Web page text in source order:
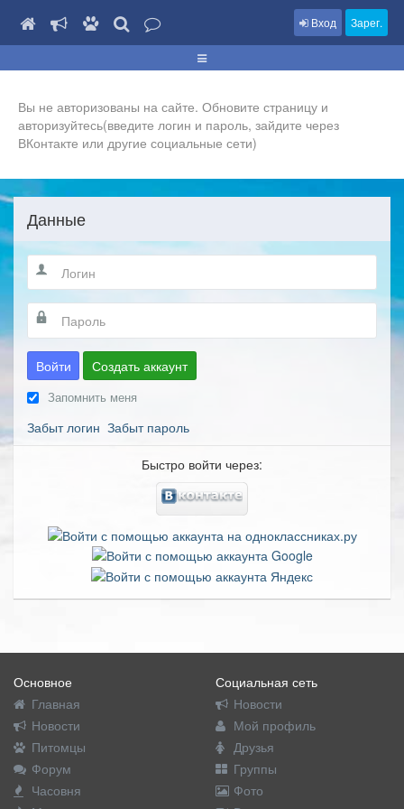
Вход Зарег.
Вы не авторизованы на сайте. Обновите страницу и
авторизуйтесь(введите логин и пароль, зайдите через
ВКонтакте или другие социальные сети)
Данные
Войти Создать аккаунт
Запомнить меня
Забыт логин Забыт пароль
Быстро войти через:
Основное
Главная
Новости
Питомцы
Форум
Часовня
Социальная сеть
Новости
Мой профиль
Друзья
Группы
Фото